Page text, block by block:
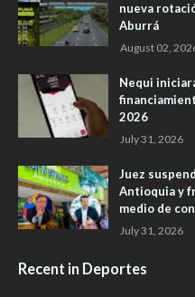
nueva
Aburrá
August 02,
Nequi
2026
July 31, 2026
Juez
Antioquia y
medio de
July 31, 2026
Recent in Deportes